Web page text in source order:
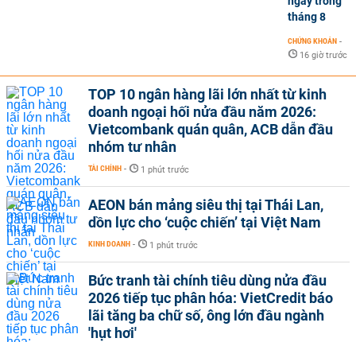
tháng 8
CHỨNG KHOÁN -
16 giờ trước
TOP 10 ngân hàng lãi lớn nhất từ kinh
doanh ngoại hối nửa đầu năm 2026:
Vietcombank quán quân, ACB dẫn đầu
nhóm tư nhân
TÀI CHÍNH - 1 phút trước
AEON bán mảng siêu thị tại Thái Lan,
dồn lực cho ‘cuộc chiến’ tại Việt Nam
KINH DOANH - 1 phút trước
Bức tranh tài chính tiêu dùng nửa đầu
2026 tiếp tục phân hóa: VietCredit báo
lãi tăng ba chữ số, ông lớn đầu ngành
'hụt hơi'